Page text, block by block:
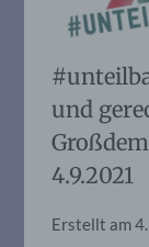
und
4.9.2021
Erstellt am